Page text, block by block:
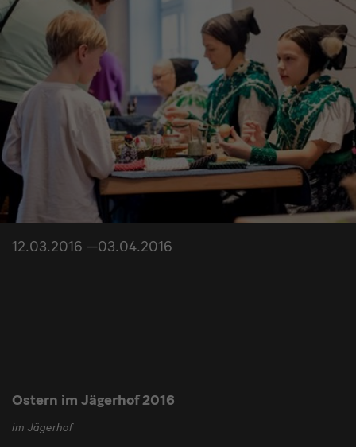
12.03.2016 —03.04.2016
Ostern im Jägerhof 2016
im Jägerhof